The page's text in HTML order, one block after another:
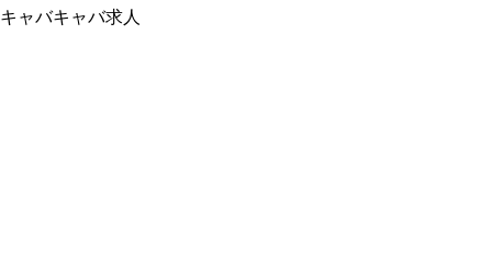
キャバキャバ求人